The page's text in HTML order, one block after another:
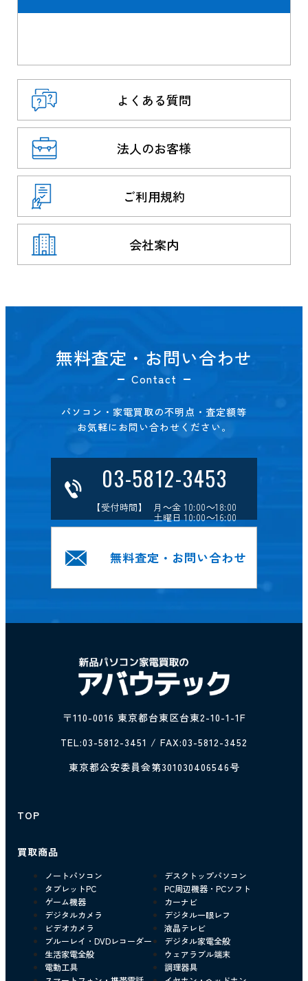
よくある質問
法人のお客様
ご利用規約
会社案内
無料査定・お問い合わせ
Contact
パソコン・家電買取の不明点・査定額等
お気軽にお問い合わせください。
03-5812-3453
【受付時間】 月～金 10:00～18:00
土曜日 10:00～16:00
無料査定・お問い合わせ
〒110-0016 東京都台東区台東2-10-1-1F
TEL:03-5812-3451 / FAX:03-5812-3452
東京都公安委員会第301030406546号
TOP
買取商品
ノートパソコン
デスクトップパソコン
タブレットPC
PC周辺機器・PCソフト
ゲーム機器
カーナビ
デジタルカメラ
デジタル一眼レフ
ビデオカメラ
液晶テレビ
ブルーレイ・DVDレコーダー
デジタル家電全般
生活家電全般
ウェアラブル端末
電動工具
調理器具